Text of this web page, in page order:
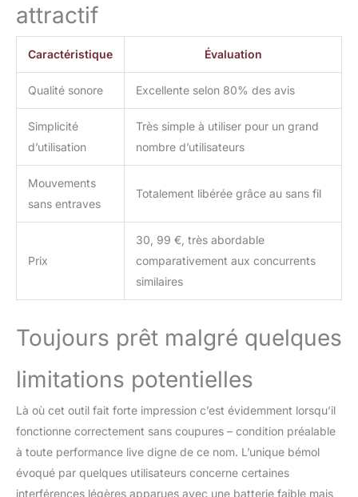
attractif
Caractéristique Évaluation
Qualité sonore Excellente selon 80% des avis
Simplicité
d’utilisation
Très simple à utiliser pour un grand
nombre d’utilisateurs
Mouvements
sans entraves
Totalement libérée grâce au sans fil
Prix
30, 99 €, très abordable
comparativement aux concurrents
similaires
Toujours prêt malgré quelques
limitations potentielles
Là où cet outil fait forte impression c’est évidemment lorsqu’il
fonctionne correctement sans coupures – condition préalable
à toute performance live digne de ce nom. L’unique bémol
évoqué par quelques utilisateurs concerne certaines
interférences légères apparues avec une batterie faible mais